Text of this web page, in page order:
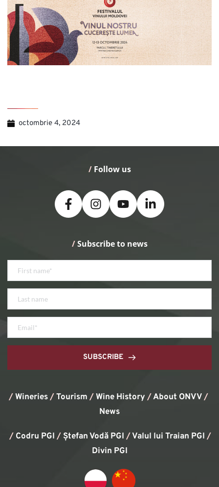
octombrie 4, 2024
/ Follow us
/ Subscribe to news
SUBSCRIBE
/Wineries/Tourism /Wine History / About ONVV/
News
/ Codru PGI / Ștefan Vodă PGI /Valul lui Traian PGI
Divin PGI